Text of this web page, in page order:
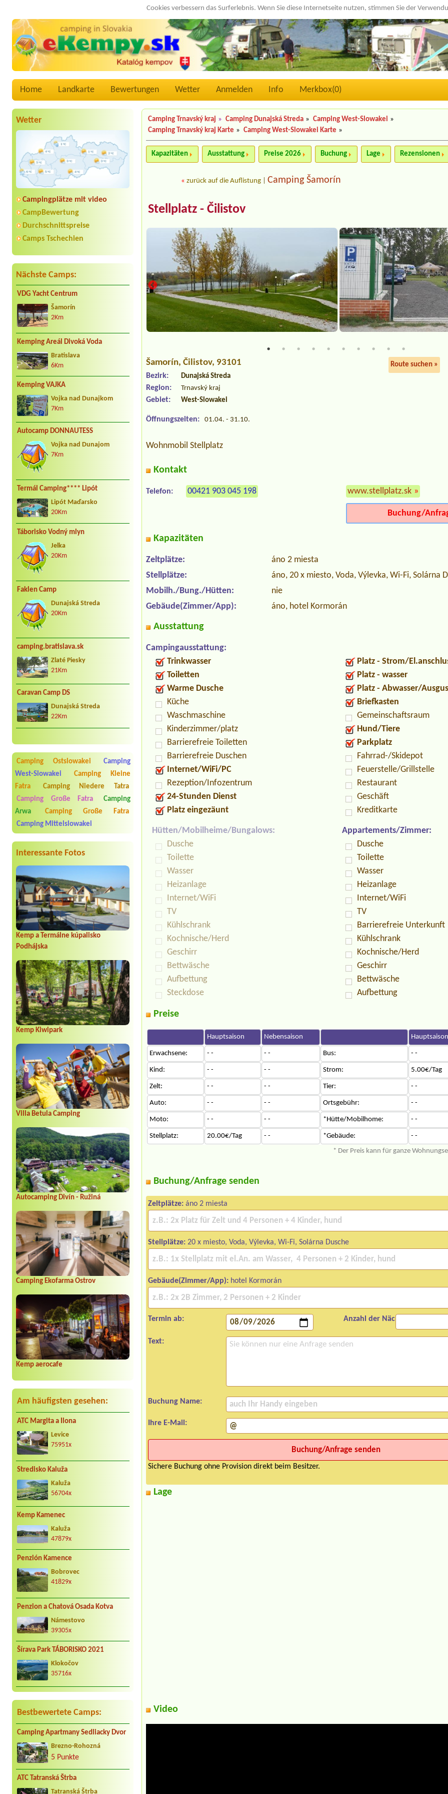
Cookies verbessern das Surferlebnis. Wenn Sie diese Internetseite nutzen, stimmen Sie der
Home Landkarte Bewertungen Wetter Anmelden Info Merkbox(0)
Wetter
Campingplätze mit video
CampBewertung
Durchschnittspreise
Camps Tschechien
Nächste Camps:
VDG Yacht Centrum
Šamorín
2Km
Kemping Areál Divoká Voda
Bratislava
6Km
Kemping VAJKA
Vojka nad Dunajkom
7Km
Autocamp DONNAUTESS
Vojka nad Dunajom
7Km
Termál Camping**** Lipót
Lipót Maďarsko
20Km
Táborisko Vodný mlyn
Jelka
20Km
Faklen Camp
Dunajská Streda
20Km
camping.bratislava.sk
Zlaté Piesky
21Km
Caravan Camp DS
Dunajská Streda
22Km
Camping Ostslowakei
Camping
West-Slowakei
Camping Kleine
Fatra
Camping Niedere Tatra
Camping Große Fatra
Camping
Arwa
Camping Große Fatra
Camping Mittelslowakei
Interessante Fotos
Kemp a Termálne kúpalisko
Podhájska
Kemp Kiwipark
Villa Betula Camping
Autocamping Divín - Ružiná
Camping Ekofarma Ostrov
Kemp aerocafe
Am häufigsten gesehen:
ATC Margita a Ilona
Levice
75951x
Stredisko Kaluža
Kaluža
56704x
Kemp Kamenec
Kaluža
47879x
Penzión Kamence
Bobrovec
41829x
Penzion a Chatová Osada Kotva
Námestovo
39305x
Šírava Park TÁBORISKO 2021
Klokočov
35716x
Bestbewertete Camps:
Camping Apartmany Sedliacky Dvor
Brezno-Rohozná
5 Punkte
ATC Tatranská Štrba
Tatranská Štrba
Camping Trnavský kraj » Camping Dunajská Streda » Camping West-Slowakei »
Camping Trnavský kraj Karte » Camping West-Slowakei Karte »
Kapazitäten Ausstattung Preise 2026 Buchung Lage Rezensionen
«zurück auf die Auflistung |Camping Šamorín
Stellplatz - Čilistov
Šamorín, Čilistov, 93101 Route suchen »
Bezirk: Dunajská Streda
Region: Trnavský kraj
Gebiet: West-Slowakei
Öffnungszeiten: 01.04. - 31.10.
Wohnmobil Stellplatz
Kontakt
Telefon: 00421 903 045 198 www.stellplatz.sk »
Buchung/
Kapazitäten
Zeltplätze:
áno 2 miesta
Stellplätze:
áno, 20 x miesto, Voda, Výlevka, Wi-Fi, Solárna
Mobilh./Bung./Hütten:
nie
Gebäude(Zimmer/App):
áno, hotel Kormorán
Ausstattung
Campingausstattung:
Trinkwasser
Toiletten
Warme Dusche
Küche
Waschmaschine
Kinderzimmer/platz
Barrierefreie Toiletten
Barrierefreie Duschen
Internet/WiFi/PC
Rezeption/Infozentrum
24-Stunden Dienst
Platz eingezäunt
Platz - Strom/
Platz - wasser
Platz - Abwasser/
Briefkasten
Gemeinschaftsraum
Hund/Tiere
Parkplatz
Fahrrad-/Skidepot
Feuerstelle/Grillstelle
Restaurant
Geschäft
Kreditkarte
Hütten/Mobilheime/Bungalows:
Dusche
Toilette
Wasser
Heizanlage
Internet/WiFi
TV
Kühlschrank
Kochnische/Herd
Geschirr
Bettwäsche
Aufbettung
Steckdose
Appartements/Zimmer:
Dusche
Toilette
Wasser
Heizanlage
Internet/WiFi
TV
Barrierefreie Unterkunft
Kühlschrank
Kochnische/Herd
Geschirr
Bettwäsche
Aufbettung
Preise
Hauptsaison Nebensaison Hauptsaison
Erwachsene: - - - - Bus: - -
Kind: - - - - Strom: 5.00€/Tag
Zelt: - - - - Tier: - -
Auto: - - - - Ortsgebühr: - -
Moto: - - - - *Hütte/Mobilhome: - -
Stellplatz: 20.00€/Tag - - *Gebäude:
- -
* Der Preis kann für ganze
Buchung/Anfrage senden
Zeltplätze: áno 2 miesta
Stellplätze: 20 x miesto, Voda, Výlevka, Wi-Fi, Solárna Dusche
Gebäude(Zimmer/App): hotel Kormorán
Termin ab: Anzahl der Nächte:
Text:
Buchung Name:
Ihre E-Mail:
Sichere Buchung ohne Provision direkt beim Besitzer.
Lage
Video